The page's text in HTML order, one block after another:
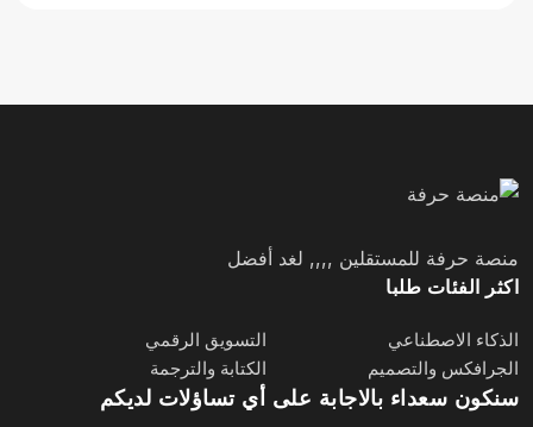
منصة حرفة للمستقلين ,,,, لغد أفضل
اكثر الفئات طلبا
الذكاء الاصطناعي
التسويق الرقمي
الجرافكس والتصميم
الكتابة والترجمة
سنكون سعداء بالاجابة على أي تساؤلات لديكم